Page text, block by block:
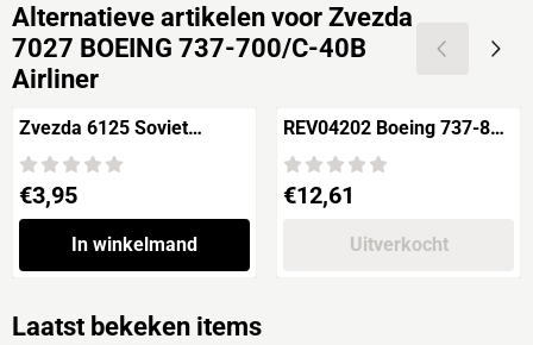
Alternatieve artikelen voor Zvezda
7027 BOEING 737-700/C-40B
Airliner
Zvezda 6125 Soviet
Sturmovik IL-2 model
1941
Prijs: 3,95
€3,95
In winkelmand
REV04202 Boeing 737-800
"Air Berlin" + winglets
Prijs: 12,61
€12,61
Uitverkocht
Laatst bekeken items